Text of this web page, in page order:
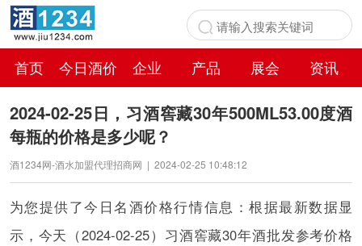
首页 今日酒价 企业 产品 展会
资讯
百科
2024-02-25日，习酒窖藏30年500ML53.00度酒
每瓶的价格是多少呢？
酒1234网-酒水加盟代理招商网 | 2024-02-25 10:48:12
为您提供了今日名酒价格行情信息：根据最新数据显
示，今天（2024-02-25）习酒窖藏30年酒批发参考价格